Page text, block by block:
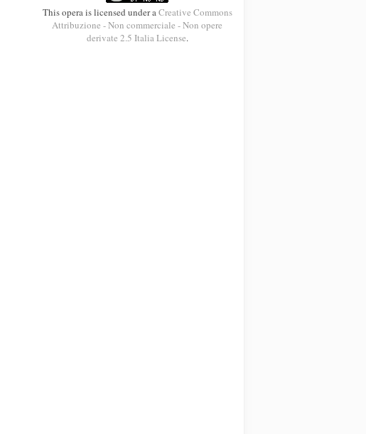
This opera is licensed under aCreative Commons
Attribuzione - Non commerciale - Non opere
derivate 2.5 Italia License.